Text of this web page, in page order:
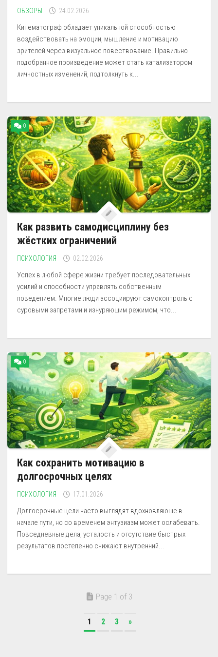
ОБЗОРЫ 24.02.2026
Кинематограф обладает уникальной способностью
воздействовать на эмоции, мышление и мотивацию
зрителей через визуальное повествование. Правильно
подобранное произведение может стать катализатором
личностных изменений, подтолкнуть к...
0
Как развить самодисциплину без
жёстких ограничений
ПСИХОЛОГИЯ 02.02.2026
Успех в любой сфере жизни требует последовательных
усилий и способности управлять собственным
поведением. Многие люди ассоциируют самоконтроль с
суровыми запретами и изнуряющим режимом, что...
0
Как сохранить мотивацию в
долгосрочных целях
ПСИХОЛОГИЯ 17.01.2026
Долгосрочные цели часто выглядят вдохновляюще в
начале пути, но со временем энтузиазм может ослабевать.
Повседневные дела, усталость и отсутствие быстрых
результатов постепенно снижают внутренний...
Page 1 of 3
1 2 3 »